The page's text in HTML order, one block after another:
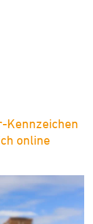
Kennzeichen
online